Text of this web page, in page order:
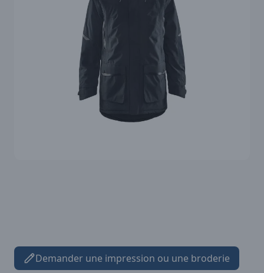
Demander une impression ou une broderie